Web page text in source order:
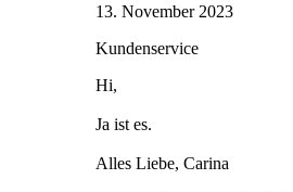
13. November 2023
Kundenservice
Hi,
Ja ist es.
Alles Liebe, Carina